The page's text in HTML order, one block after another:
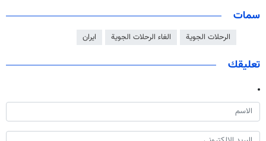
سمات
الرحلات الجوية الغاء الرحلات الجوية ايران
تعليقك